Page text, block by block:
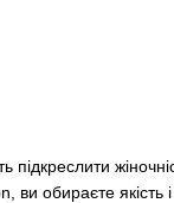
обираєте якість і